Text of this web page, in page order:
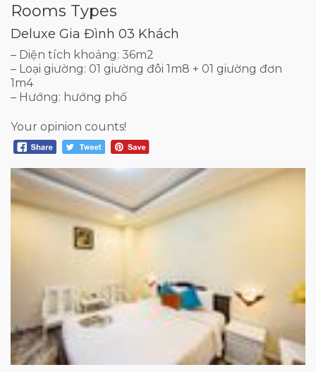
Rooms Types
Deluxe Gia Đình 03 Khách
– Diện tích khoảng: 36m2
– Loại giường: 01 giường đôi 1m8 + 01 giường đơn
1m4
– Hướng: hướng phố
Your opinion counts!